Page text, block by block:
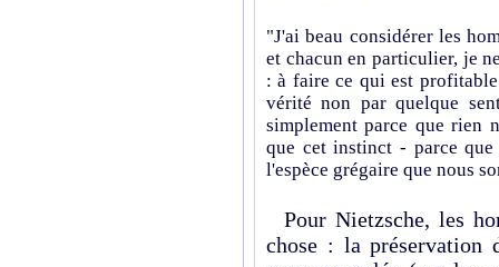
"J'ai beau considérer les
et chacun en particulier, je
: à faire ce qui est
vérité non par quelque
simplement parce que rien
que cet instinct - parce
l'espèce grégaire que nous
Pour Nietzsche, les
chose : la préservation